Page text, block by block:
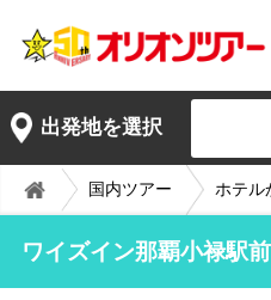
出発地を選択
国内ツアー ホテル
ワイズイン那覇小禄駅前